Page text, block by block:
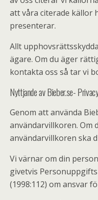
att våra citerade källor
presenterar.
Allt
ägare. Om du äger
kontakta oss så tar vi
Nyttjande av Bieber.se-
Genom att använda
användarvillkoren. Om
användarvillkoren ska
Vi värnar om din
givetvis
(1998:112) om ansvar